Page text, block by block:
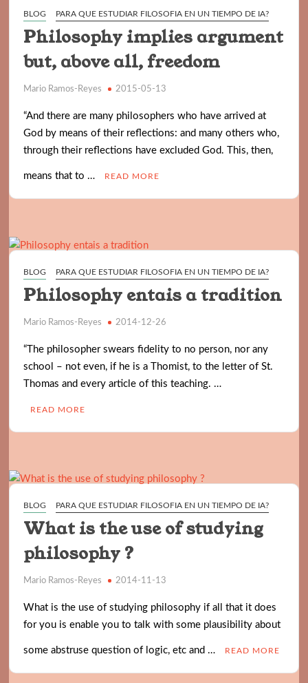
BLOG PARA QUE ESTUDIAR FILOSOFIA EN UN TIEMPO DE IA?
Philosophy implies argument
but, above all, freedom
Mario Ramos-Reyes 2015-05-13
“And there are many philosophers who have arrived at
God by means of their reflections: and many others who,
through their reflections have excluded God. This, then,
means that to … READ MORE
BLOG PARA QUE ESTUDIAR FILOSOFIA EN UN TIEMPO DE IA?
Philosophy entais a tradition
Mario Ramos-Reyes 2014-12-26
“The philosopher swears fidelity to no person, nor any
school – not even, if he is a Thomist, to the letter of St.
Thomas and every article of this teaching. …
READ MORE
BLOG PARA QUE ESTUDIAR FILOSOFIA EN UN TIEMPO DE IA?
What is the use of studying
philosophy ?
Mario Ramos-Reyes 2014-11-13
What is the use of studying philosophy if all that it does
for you is enable you to talk with some plausibility about
some abstruse question of logic, etc and … READ MORE